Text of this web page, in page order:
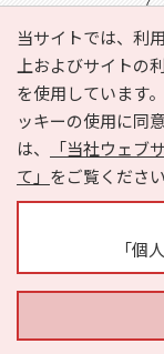
当サイトでは、利
上およびサイトの
を使用しています
ッキーの使用に同
は、
「当社ウェブ
て」 をご覧ください
「個
e-NAVITA（イー
利用規約
個
サイトマップ